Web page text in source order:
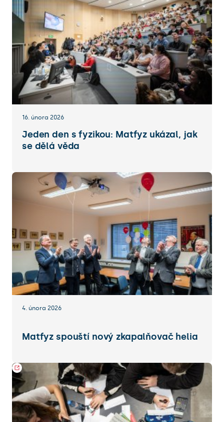
16. února 2026
Jeden den s fyzikou: Matfyz ukázal, jak
se dělá věda
4. února 2026
Matfyz spouští nový zkapalňovač helia